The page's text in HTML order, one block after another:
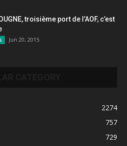
troisième port de l’AOF, c’est
Jun 20, 2015
2274
757
729